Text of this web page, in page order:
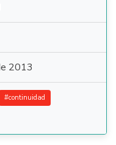
2013
#continuidad